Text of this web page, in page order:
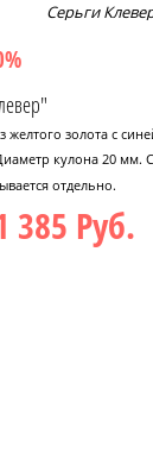
Серьги
желтого золота с
кулона 20 мм.
отдельно.
385 Руб.